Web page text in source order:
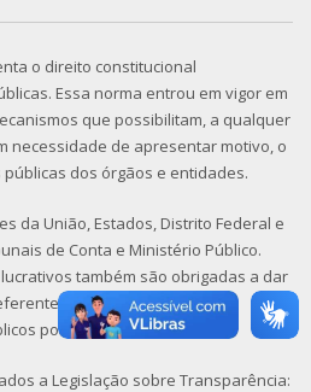
o direito constitucional
Essa norma entrou em vigor em
que possibilitam, a qualquer
necessidade de apresentar motivo, o
dos órgãos e entidades.
da União, Estados, Distrito Federal e
de Conta e Ministério Público.
também são obrigadas a dar
ao recebimento e à
por elas recebidos.
a Legislação sobre Transparência: